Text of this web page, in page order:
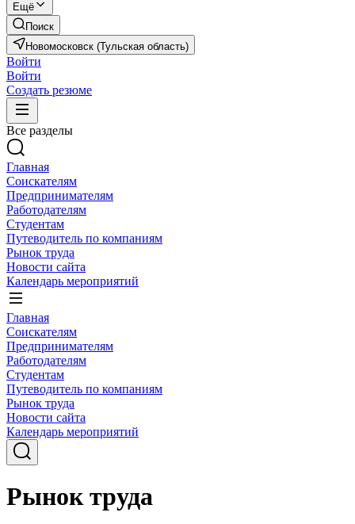
Ещё
Поиск
Новомосковск (Тульская область)
Войти
Войти
Создать резюме
Все разделы
Главная
Соискателям
Предпринимателям
Работодателям
Студентам
Путеводитель по компаниям
Рынок труда
Новости сайта
Календарь мероприятий
Главная
Соискателям
Предпринимателям
Работодателям
Студентам
Путеводитель по компаниям
Рынок труда
Новости сайта
Календарь мероприятий
Рынок труда